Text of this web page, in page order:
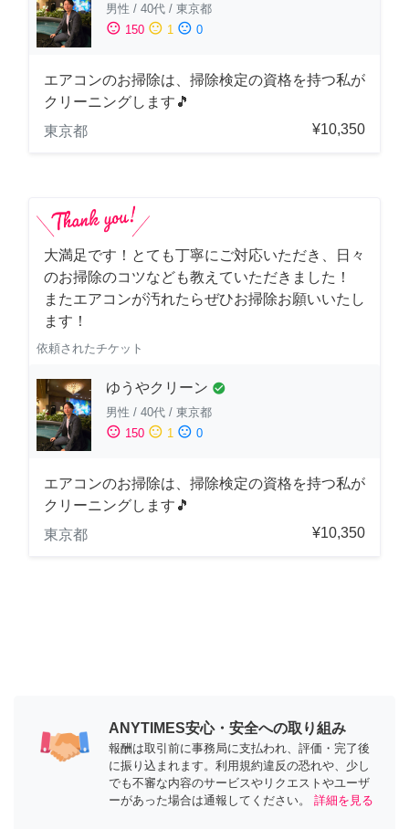
男性 / 40代 / 東京都
sentiment_satisfied 150 sentiment_neutral 1 sentiment_dissatisfied 0
エアコンのお掃除は、掃除検定の資格を持つ私が
クリーニングします🎵
東京都
¥10,350
大満足です！とても丁寧にご対応いただき、日々
のお掃除のコツなども教えていただきました！
またエアコンが汚れたらぜひお掃除お願いいたし
ます！
依頼されたチケット
ゆうやクリーン check_circle
男性 / 40代 / 東京都
sentiment_satisfied 150 sentiment_neutral 1 sentiment_dissatisfied 0
エアコンのお掃除は、掃除検定の資格を持つ私が
クリーニングします🎵
東京都
¥10,350
ANYTIMES安心・安全への取り組み
報酬は取引前に事務局に支払われ、評価・完了後
に振り込まれます。利用規約違反の恐れや、少し
でも不審な内容のサービスやリクエストやユーザ
ーがあった場合は通報してください。
詳細を見る